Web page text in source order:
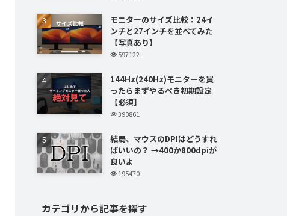
モニターのサイズ比較：24イ
ンチと27インチを並べてみた
【写真あり】
597122
144Hz(240Hz)モニターを買
ったらまずやるべき初期設定
【必須】
390861
結局、マウスのDPIはどうすれ
ばいいの？ →400か800dpiが
良いよ
195470
カテゴリから記事を探す